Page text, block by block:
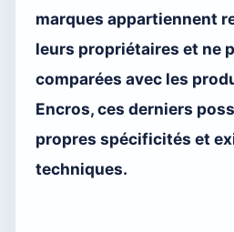
marques appartiennent
leurs propriétaires et ne
comparées avec les
Encros, ces derniers
propres spécificités et
techniques.